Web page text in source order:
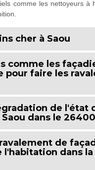
comme les nettoyeurs à
cher à Saou
comme les
pour faire les
de l'état
dans le 26400
de
dans la